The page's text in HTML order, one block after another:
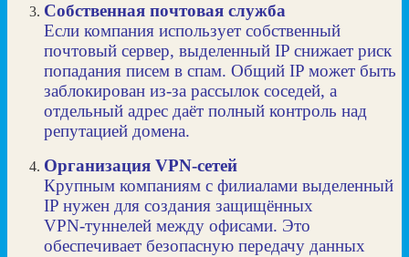
Собственная почтовая служба
Если компания использует собственный
почтовый сервер, выделенный IP снижает риск
попадания писем в спам. Общий IP может быть
заблокирован из‑за рассылок соседей, а
отдельный адрес даёт полный контроль над
репутацией домена.
Организация VPN‑сетей
Крупным компаниям с филиалами выделенный
IP нужен для создания защищённых
VPN‑туннелей между офисами. Это
обеспечивает безопасную передачу данных